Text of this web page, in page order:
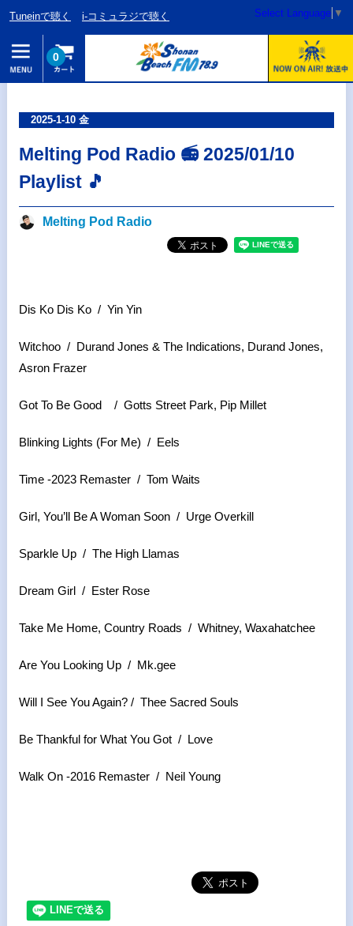
Tuneinで聴く i-コミュラジで聴く Select Language ▼
0
2025-1-10 金
Melting Pod Radio 📻 2025/01/10
Playlist 🎵
Melting Pod Radio
Dis Ko Dis Ko / Yin Yin
Witchoo / Durand Jones & The Indications, Durand Jones,
Asron Frazer
Got To Be Good / Gotts Street Park, Pip Millet
Blinking Lights (For Me) / Eels
Time -2023 Remaster / Tom Waits
Girl, You’ll Be A Woman Soon / Urge Overkill
Sparkle Up / The High Llamas
Dream Girl / Ester Rose
Take Me Home, Country Roads / Whitney, Waxahatchee
Are You Looking Up / Mk.gee
Will I See You Again? / Thee Sacred Souls
Be Thankful for What You Got / Love
Walk On -2016 Remaster / Neil Young